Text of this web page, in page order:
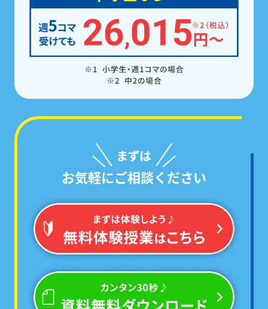
学校ごとのテスト範囲に絞った
「あなた専用の問題集」で対策するから、
必ず点数が伸びる!
お気軽にご相談ください